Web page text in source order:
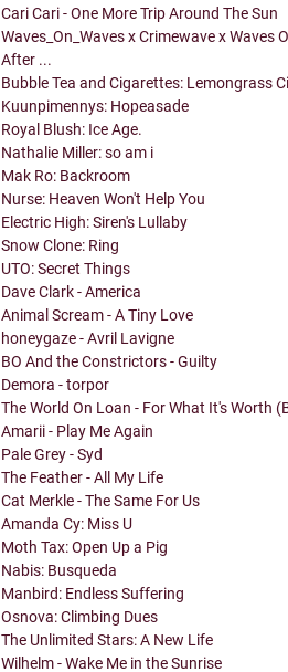
Cari Cari - One More Trip Around The Sun
Waves_On_Waves x Crimewave x Waves
After ...
Bubble Tea and Cigarettes: Lemongrass
Kuunpimennys: Hopeasade
Royal Blush: Ice Age.
Nathalie Miller: so am i
Mak Ro: Backroom
Nurse: Heaven Won't Help You
Electric High: Siren's Lullaby
Snow Clone: Ring
UTO: Secret Things
Dave Clark - America
Animal Scream - A Tiny Love
honeygaze - Avril Lavigne
BO And the Constrictors - Guilty
Demora - torpor
The World On Loan - For What It's Worth
Amarii - Play Me Again
Pale Grey - Syd
The Feather - All My Life
Cat Merkle - The Same For Us
Amanda Cy: Miss U
Moth Tax: Open Up a Pig
Nabis: Busqueda
Manbird: Endless Suffering
Osnova: Climbing Dues
The Unlimited Stars: A New Life
Wilhelm - Wake Me in the Sunrise